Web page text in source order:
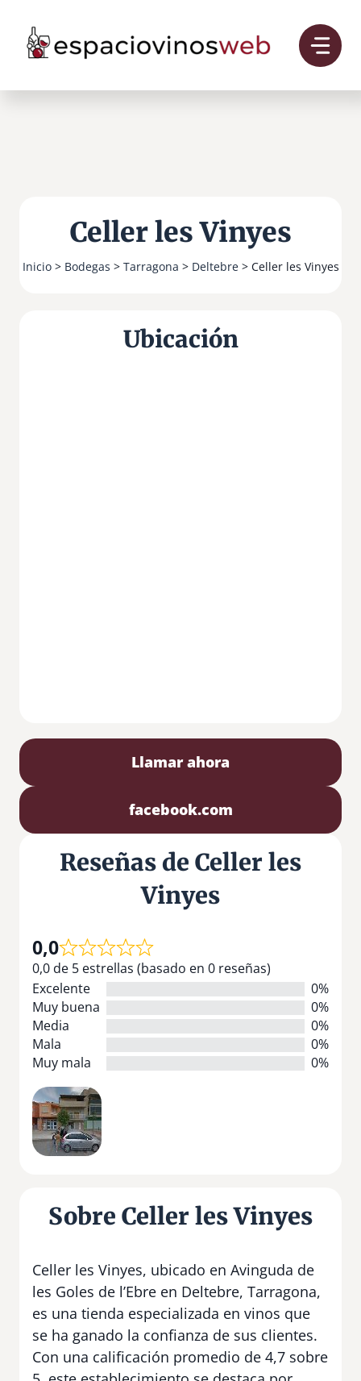
contenido
Celler les Vinyes
Inicio> Bodegas > Tarragona > Deltebre> Celler les Vinyes
Ubicación
Llamar ahora
facebook.com
Reseñas de Celler les
Vinyes
0,0
0,0 de 5 estrellas (basado en 0 reseñas)
Excelente
0%
Muy buena
0%
Media
0%
Mala
0%
Muy mala
0%
Sobre Celler les Vinyes
Celler les Vinyes, ubicado en Avinguda de
les Goles de l’Ebre en Deltebre, Tarragona,
es una tienda especializada en vinos que
se ha ganado la confianza de sus clientes.
Con una calificación promedio de 4,7 sobre